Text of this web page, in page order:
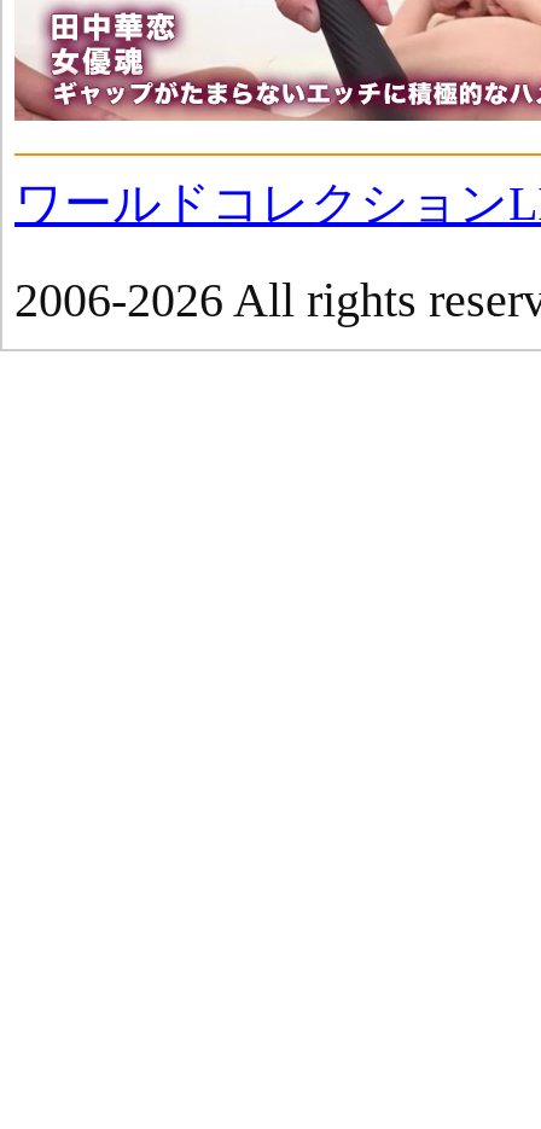
ワールドコレクション
2006-2026 All rights